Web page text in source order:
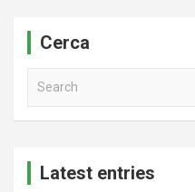
Cerca
Latest entries